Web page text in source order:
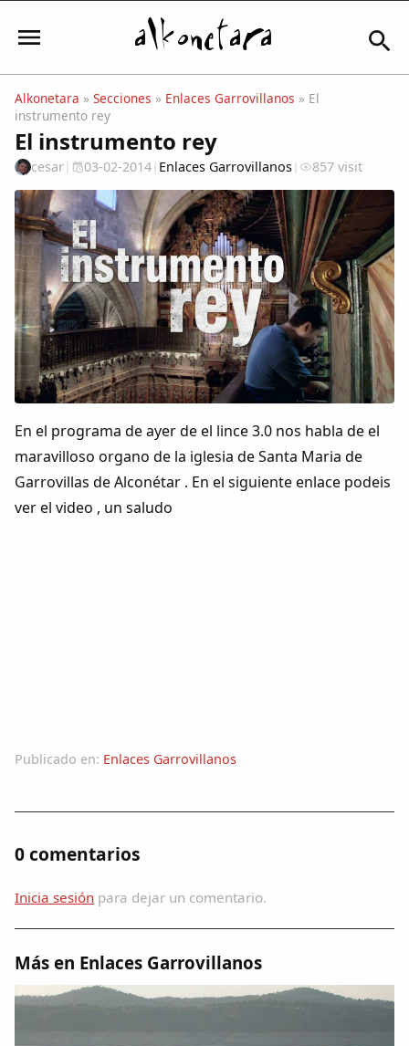
Iniciar sesión
Mi Cuenta
El Tiempo
Actualidad
Comunidad
Biblioteca
Apodos
Peñas
Alkonetara » Secciones » Enlaces Garrovillanos » El
instrumento rey
El instrumento rey
cesar| 03-02-2014| Enlaces Garrovillanos| 857 visit
En el programa de ayer de el lince 3.0 nos habla de el
maravilloso organo de la iglesia de Santa Maria de
Garrovillas de Alconétar . En el siguiente enlace podeis
ver el video , un saludo
Publicado en: Enlaces Garrovillanos
0 comentarios
Inicia sesión para dejar un comentario.
Más en Enlaces Garrovillanos